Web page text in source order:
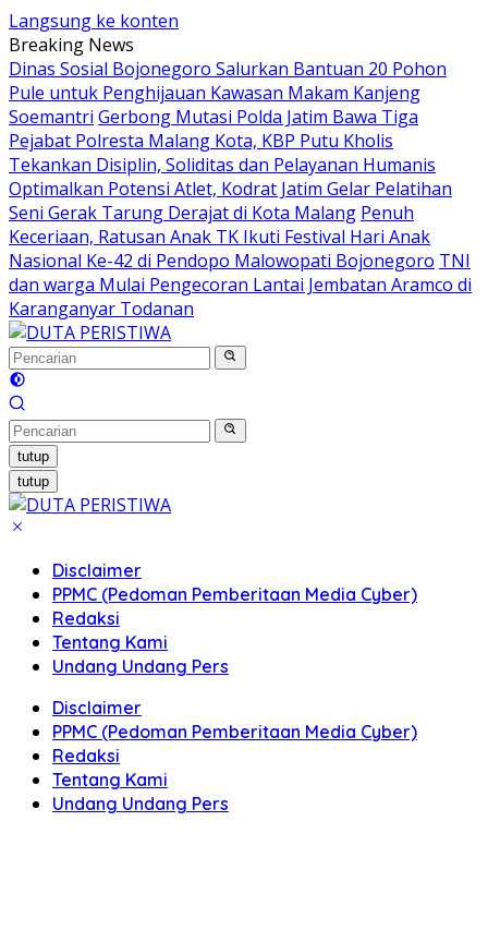
Langsung ke konten
Breaking News
Dinas Sosial Bojonegoro Salurkan Bantuan 20 Pohon
Pule untuk Penghijauan Kawasan Makam Kanjeng
Soemantri Gerbong Mutasi Polda Jatim Bawa Tiga
Pejabat Polresta Malang Kota, KBP Putu Kholis
Tekankan Disiplin, Soliditas dan Pelayanan Humanis
Optimalkan Potensi Atlet, Kodrat Jatim Gelar Pelatihan
Seni Gerak Tarung Derajat di Kota Malang Penuh
Keceriaan, Ratusan Anak TK Ikuti Festival Hari Anak
Nasional Ke-42 di Pendopo Malowopati Bojonegoro TNI
dan warga Mulai Pengecoran Lantai Jembatan Aramco di
Karanganyar Todanan
tutup
tutup
Disclaimer
PPMC (Pedoman Pemberitaan Media Cyber)
Redaksi
Tentang Kami
Undang Undang Pers
Disclaimer
PPMC (Pedoman Pemberitaan Media Cyber)
Redaksi
Tentang Kami
Undang Undang Pers